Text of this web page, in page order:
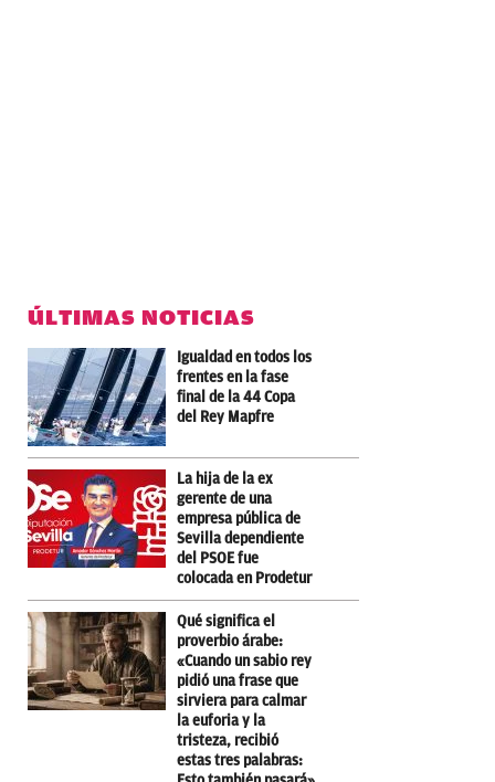
ÚLTIMAS NOTICIAS
Igualdad en todos los
frentes en la fase
final de la 44 Copa
del Rey Mapfre
La hija de la ex
gerente de una
empresa pública de
Sevilla dependiente
del PSOE fue
colocada en Prodetur
Qué significa el
proverbio árabe:
«Cuando un sabio rey
pidió una frase que
sirviera para calmar
la euforia y la
tristeza, recibió
estas tres palabras: